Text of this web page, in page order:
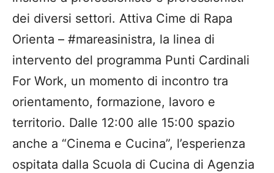
dei diversi settori. Attiva Cime di Rapa
Orienta – #mareasinistra, la linea di
intervento del programma Punti Cardinali
For Work, un momento di incontro tra
orientamento, formazione, lavoro e
territorio. Dalle 12:00 alle 15:00 spazio
anche a “Cinema e Cucina”, l’esperienza
ospitata dalla Scuola di Cucina di Agenzia